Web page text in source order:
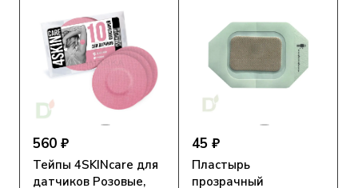
560 ₽
Тейпы 4SKINcare для
датчиков Розовые,
45 ₽
Пластырь
прозрачный